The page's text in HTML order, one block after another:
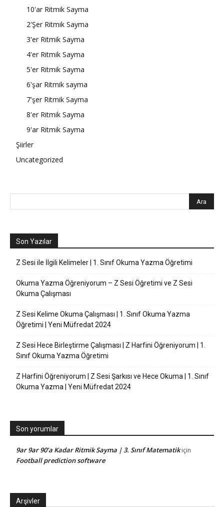
10'ar Ritmik Sayma
2'Şer Ritmik Sayma
3'er Ritmik Sayma
4'er Ritmik Sayma
5'er Ritmik Sayma
6'şar Ritmik sayma
7'şer Ritmik Sayma
8'er Ritmik Sayma
9'ar Ritmik Sayma
Şiirler
Uncategorized
Son Yazılar
Z Sesi ile İlgili Kelimeler | 1. Sınıf Okuma Yazma Öğretimi
Okuma Yazma Öğreniyorum – Z Sesi Öğretimi ve Z Sesi
Okuma Çalışması
Z Sesi Kelime Okuma Çalışması | 1. Sınıf Okuma Yazma
Öğretimi | Yeni Müfredat 2024
Z Sesi Hece Birleştirme Çalışması | Z Harfini Öğreniyorum | 1.
Sınıf Okuma Yazma Öğretimi
Z Harfini Öğreniyorum | Z Sesi Şarkısı ve Hece Okuma | 1. Sınıf
Okuma Yazma | Yeni Müfredat 2024
Son yorumlar
9ar 9ar 90’a Kadar Ritmik Sayma | 3. Sınıf Matematikiçin
Football prediction software
Arşivler